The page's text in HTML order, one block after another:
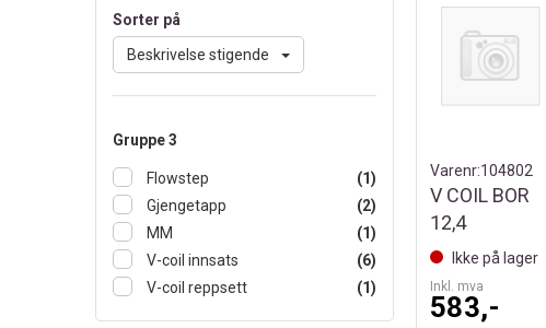
Sorter på
Beskrivelse stigende
Gruppe 3
Flowstep
(1)
Gjengetapp
(2)
MM
(1)
V-coil innsats
(6)
V-coil reppsett
(1)
Varenr:104802
V COIL BOR
12,4
Ikke på lager
Inkl. mva
583,-